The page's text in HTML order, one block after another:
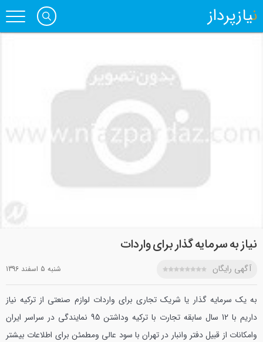
نیازپرداز
نیاز به سرمایه گذار برای واردات
آگهی رایگان شنبه 5 اسفند 1396
به یک سرمایه گذار یا شریک تجاری برای واردات لوازم صنعتی از ترکیه نیاز
داریم با 12 سال سابقه تجارت با ترکیه وداشتن 95 نمایندگی در سراسر ایران
وامکانات از قبیل دفتر وانبار در تهران با سود عالی ومطمئن برای اطلاعات بیشتر